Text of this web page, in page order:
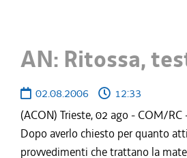
AN: Ritossa,
02.08.2006
12:33
(ACON) Trieste, 02 ago - COM/
Dopo averlo chiesto per quanto
provvedimenti che trattano la